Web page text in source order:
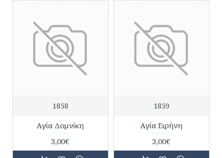
1858
Αγία Δομνίκη
3,00€
1859
Αγία Ειρήνη
3,00€